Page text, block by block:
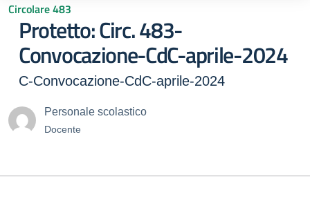
Circolare 483
Protetto: Circ. 483-
Convocazione-CdC-aprile-2024
C-Convocazione-CdC-aprile-2024
Personale scolastico
Docente